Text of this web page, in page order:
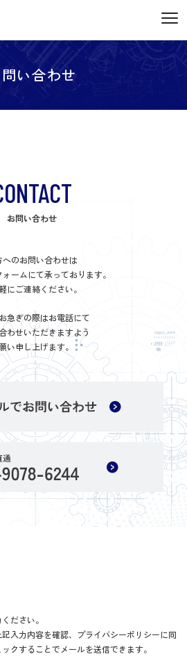
い合わせ
お問い合わせ
へのお問い合わせは
ームにて承っております。
にご連絡ください。
急ぎの際はお電話にて
わせいただきますよう
い申し上げます。
ださい。
入力内容を確認、プライバシーポリシーに同
クすることでメールを送信できます。